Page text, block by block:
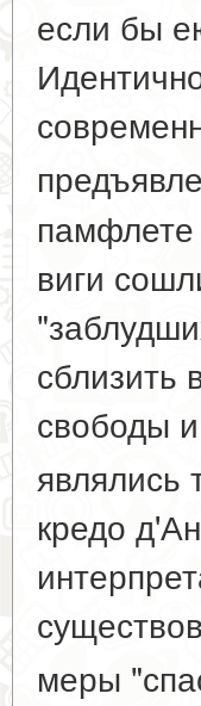
если бы
памфлете
виги
сблизить
свободы
являлись
кредо
меры